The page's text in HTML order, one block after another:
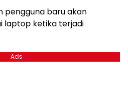
pengguna baru akan
laptop ketika terjadi
Ads